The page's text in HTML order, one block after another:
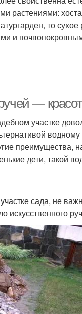
растениями:
то
и
—
участке
водному
преимущества,
дети, такой
сада, не
искусственного